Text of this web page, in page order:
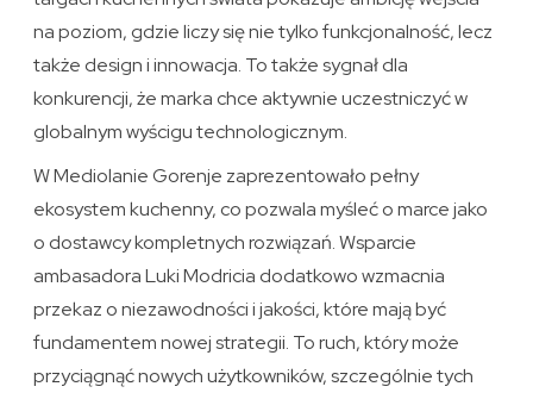
na poziom, gdzie liczy się nie tylko funkcjonalność, lecz
także design i innowacja. To także sygnał dla
konkurencji, że marka chce aktywnie uczestniczyć w
globalnym wyścigu technologicznym.
W Mediolanie Gorenje zaprezentowało pełny
ekosystem kuchenny, co pozwala myśleć o marce jako
o dostawcy kompletnych rozwiązań. Wsparcie
ambasadora Luki Modricia dodatkowo wzmacnia
przekaz o niezawodności i jakości, które mają być
fundamentem nowej strategii. To ruch, który może
przyciągnąć nowych użytkowników, szczególnie tych